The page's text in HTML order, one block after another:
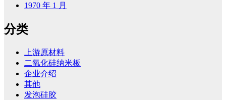
1970 年 1 月
分类
上游原材料
二氧化硅纳米板
企业介绍
其他
发泡硅胶